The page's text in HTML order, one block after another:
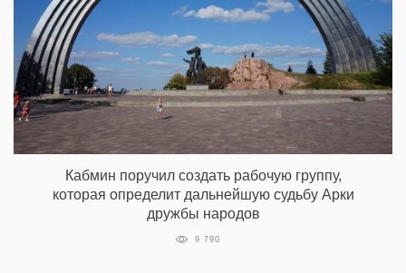
Кабмин поручил создать рабочую группу,
которая определит дальнейшую судьбу Арки
дружбы народов
9 790